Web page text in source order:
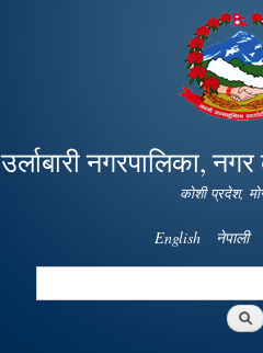
Skip to
main
content
उर्लाबारी नगरपालिका,
कोशी प्रदेश,
English नेपाली
Search